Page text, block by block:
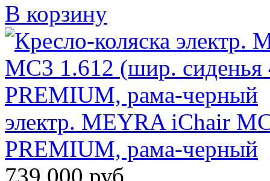
В корзину
электр. MEYRA iChair
PREMIUM, рама-черный